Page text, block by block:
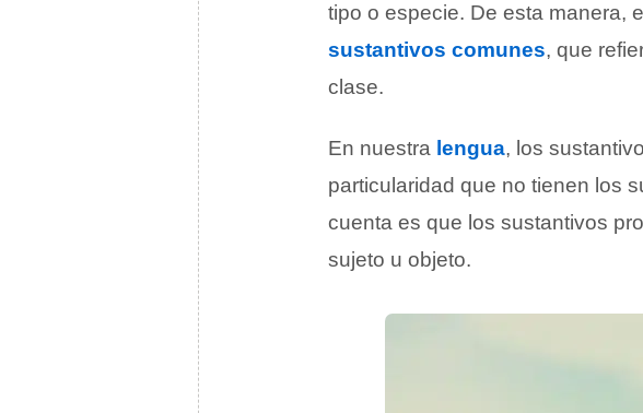
tipo o especie. De esta manera,
sustantivos comunes, que
clase.
En nuestra lengua, los
particularidad que no tienen los
cuenta es que los sustantivos
sujeto u objeto.